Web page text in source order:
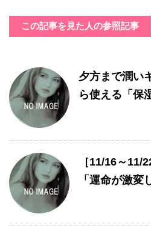
この記事を見た人の参照記事
夕方まで潤い
ら使える「保
［11/16～11/
「運命が激変